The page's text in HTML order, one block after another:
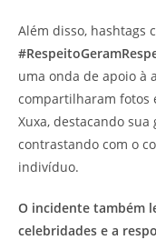
Além disso, hashtags
uma onda de apoio à
compartilharam fotos
Xuxa, destacando
contrastando com o
indivíduo.
O incidente também
celebridades e a